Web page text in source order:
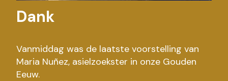
Dank
Vanmiddag was de laatste voorstelling van
Maria Nuñez, asielzoekster in onze Gouden
Eeuw.